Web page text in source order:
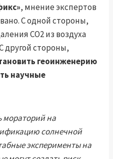
, мнение экспертов
С одной стороны,
CO2 из воздуха
другой стороны,
геоинженерию
научные
мораторий на
солнечной
эксперименты на